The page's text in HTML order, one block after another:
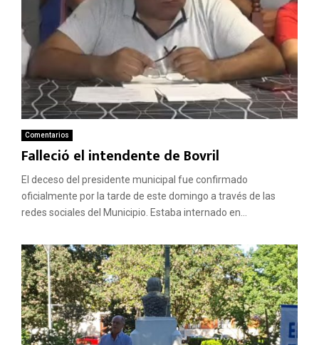
Comentarios
Falleció el intendente de Bovril
El deceso del presidente municipal fue confirmado
oficialmente por la tarde de este domingo a través de las
redes sociales del Municipio. Estaba internado en...